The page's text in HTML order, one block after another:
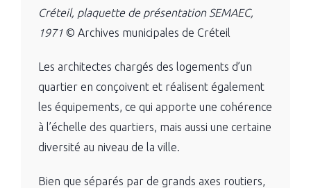
Créteil, plaquette de présentation SEMAEC,
1971 © Archives municipales de Créteil
Les architectes chargés des logements d’un
quartier en conçoivent et réalisent également
les équipements, ce qui apporte une cohérence
à l’échelle des quartiers, mais aussi une certaine
diversité au niveau de la ville.
Bien que séparés par de grands axes routiers,